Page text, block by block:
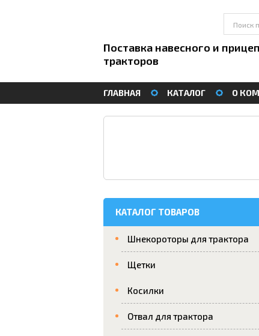
Поставка навесного и
тракторов
ГЛАВНАЯ КАТАЛОГ О
КАТАЛОГ ТОВАРОВ
Шнекороторы для трактора
Щетки
Косилки
Отвал для трактора